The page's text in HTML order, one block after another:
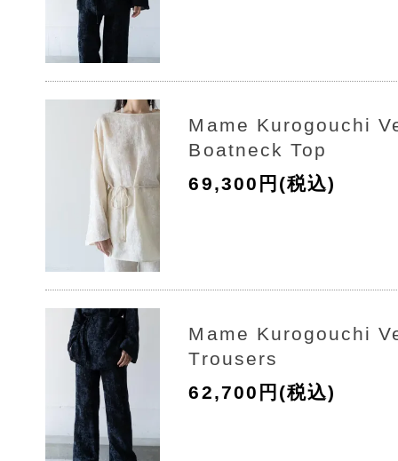
Mame Kurogouchi
Boatneck Top
69,300円(税込)
Mame Kurogouchi
Trousers
62,700円(税込)